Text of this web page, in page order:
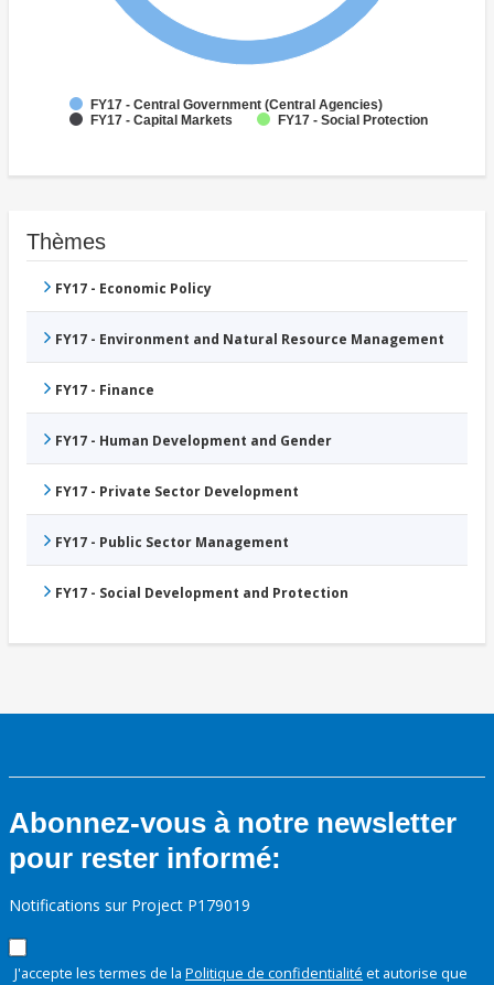
FY17 - Central Government (Central Agencies)
FY17 - Capital Markets
FY17 - Social Protection
Thèmes
FY17 - Economic Policy
FY17 - Environment and Natural Resource Management
FY17 - Finance
FY17 - Human Development and Gender
FY17 - Private Sector Development
FY17 - Public Sector Management
FY17 - Social Development and Protection
Abonnez-vous à notre newsletter
pour rester informé:
Notifications sur Project P179019
J'accepte les termes de la Politique de confidentialité et autorise que